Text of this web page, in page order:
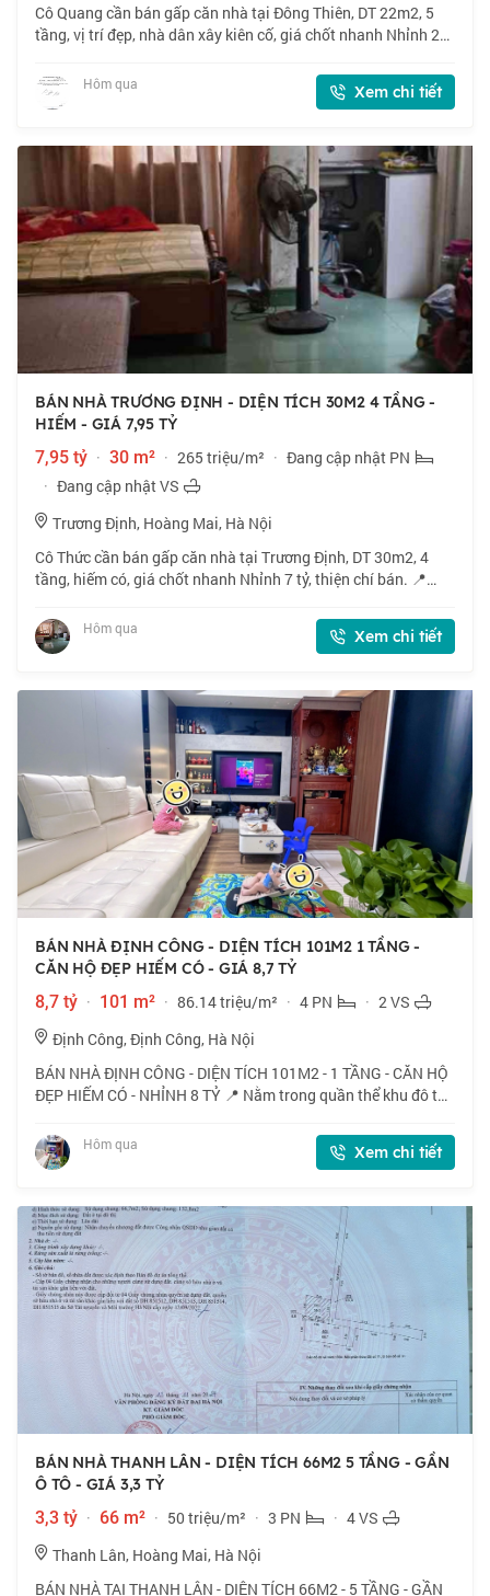
Cô Quang cần bán gấp căn nhà tại Đông Thiên, DT 22m2, 5
tầng, vị trí đẹp, nhà dân xây kiên cố, giá chốt nhanh Nhỉnh 2
cố. 🏠 22m2 x 5 tầng,
Hôm qua Xem chi tiết
BÁN NHÀ TRƯƠNG ĐỊNH - DIỆN TÍCH 30M2 4 TẦNG -
HIẾM - GIÁ 7,95 TỶ
7,95 tỷ · 30 m² · 265 triệu/m² · Đang cập nhật PN
· Đang cập nhật VS
Trương Định, Hoàng Mai, Hà Nội
Cô Thức cần bán gấp căn nhà tại Trương Định, DT 30m2, 4
tầng, hiếm có, giá chốt nhanh Nhỉnh 7 tỷ, thiện chí bán. 📍
tầng, mặt tiền 4m. 💰 Nhỉnh 7
Hôm qua Xem chi tiết
BÁN NHÀ ĐỊNH CÔNG - DIỆN TÍCH 101M2 1 TẦNG -
CĂN HỘ ĐẸP HIẾM CÓ - GIÁ 8,7 TỶ
8,7 tỷ · 101 m² · 86.14 triệu/m² · 4 PN · 2 VS
Định Công, Định Công, Hà Nội
BÁN NHÀ ĐỊNH CÔNG - DIỆN TÍCH 101M2 - 1 TẦNG - CĂN HỘ
ĐẸP HIẾM CÓ - NHỈNH 8 TỶ 📍 Nằm trong quần thể khu đô thị
chỉ vài trăm mét, nhà do HUD xâ
Hôm qua Xem chi tiết
BÁN NHÀ THANH LÂN - DIỆN TÍCH 66M2 5 TẦNG - GẦN
Ô TÔ - GIÁ 3,3 TỶ
3,3 tỷ · 66 m² · 50 triệu/m² · 3 PN · 4 VS
Thanh Lân, Hoàng Mai, Hà Nội
BÁN NHÀ TẠI THANH LÂN - DIỆN TÍCH 66M2 - 5 TẦNG - GẦN